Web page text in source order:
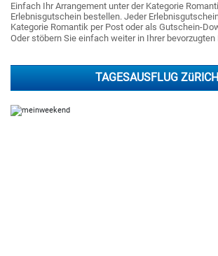
Einfach Ihr Arrangement unter der Kategorie
Erlebnisgutschein bestellen. Jeder
Kategorie Romantik per Post oder als Gutschein-
Oder stöbern Sie einfach weiter in Ihrer bevorzugten
TAGESAUSFLUG ZüRICH